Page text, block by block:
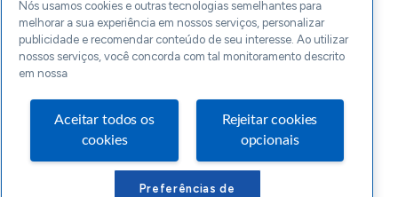
Nós usamos cookies e outras tecnologias semelhantes para
melhorar a sua experiência em nossos serviços, personalizar
publicidade e recomendar conteúdo de seu interesse. Ao utilizar
nossos serviços, você concorda com tal monitoramento descrito
em nossa
Aceitar todos os
cookies
Rejeitar cookies
opcionais
Preferências de